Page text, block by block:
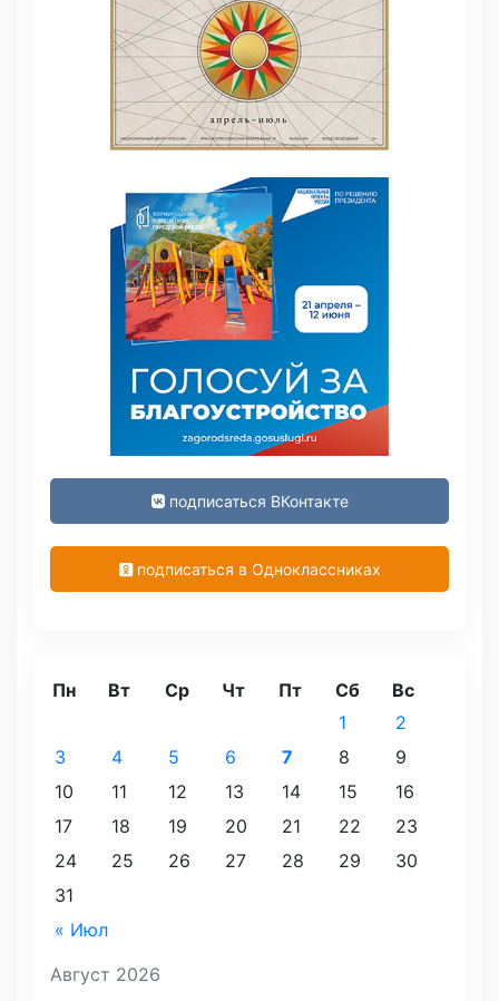
подписаться ВКонтакте
подписаться в Одноклассниках
Август 2026
Пн Вт Ср Чт Пт Сб Вс
« Июл
1
2
3
4 5 6 7 8
9
10
11 12 13 14 15
16
17
18 19 20 21 22
23
24
25 26 27 28 29
30
31